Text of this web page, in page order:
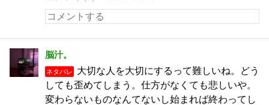
脳汁。
ネタバレ
大切な人を大切にするって難しいね。どう
しても歪めてしまう。仕方がなくても悲しいや。
変わらないものなんてないし始まれば終わってし